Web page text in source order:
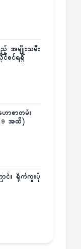
အမျိုးသမီး
စင်ရရှိ
ာစာတမ်း
အထိ)
င်း ရိုက်ကူးပုံ